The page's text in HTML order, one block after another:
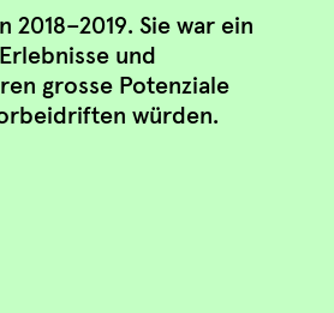
Sie war ein
und
grosse Potenziale
würden.